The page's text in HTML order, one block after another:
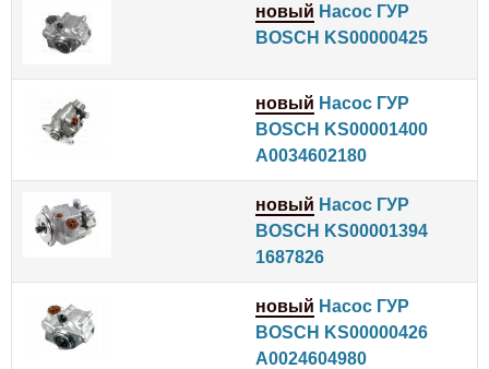
новый Насос ГУР
BOSCH KS00000425
новый Насос ГУР
BOSCH KS00001400
A0034602180
новый Насос ГУР
BOSCH KS00001394
1687826
новый Насос ГУР
BOSCH KS00000426
A0024604980